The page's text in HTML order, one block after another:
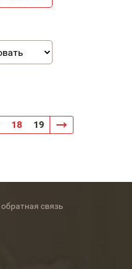
18 19
обратная связь